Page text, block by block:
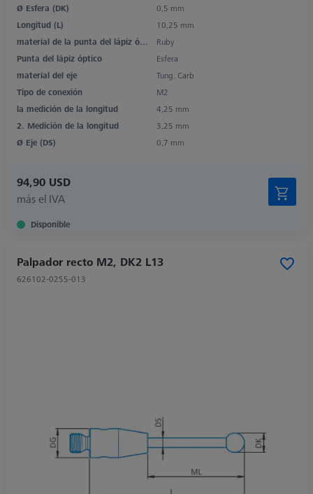
Ø Esfera (DK)
0,5 mm
Longitud (L)
10,25 mm
material de la punta del lápiz óptico
Ruby
Punta del lápiz óptico
Esfera
material del eje
Tung. Carb
Tipo de conexión
M2
la medición de la longitud
4,25 mm
2. Medición de la longitud
3,25 mm
Ø Eje (DS)
0,7 mm
94,90 USD
más el IVA
Disponible
Palpador recto M2, DK2 L13
626102-0255-013